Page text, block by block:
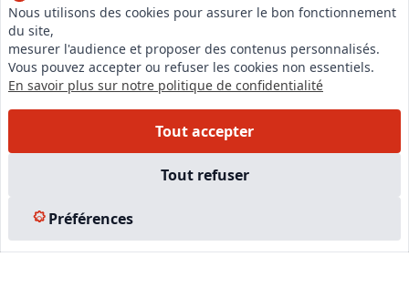
Nous utilisons des cookies pour assurer le bon fonctionnement
du site,
mesurer l'audience et proposer des contenus personnalisés.
Vous pouvez accepter ou refuser les cookies non essentiels.
En savoir plus sur notre politique de confidentialité
Tout accepter
Tout refuser
Préférences
Le C.N.E.
Membre IVSC
Logiciel
L’Expert
Tarifs
Experts Immobiliers par régions
Plan du site
© 2026 l-expertise CNE - Centre National de l’Expertise. Tous